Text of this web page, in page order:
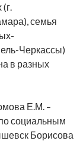
семья
Черкассы)
в разных
Е.М. –
социальным
Борисова